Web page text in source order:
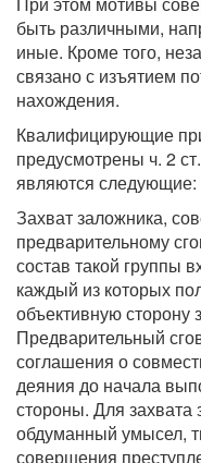
быть различными,
иные. Кроме того,
связано с изъятием
нахождения.
Квалифицирующие
предусмотрены ч. 2
являются следующие:
Захват заложника,
предварительному
состав такой группы
каждый из которых
объективную сторону
Предварительный
соглашения о
деяния до начала
стороны. Для захвата
обдуманный умысел,
совершения